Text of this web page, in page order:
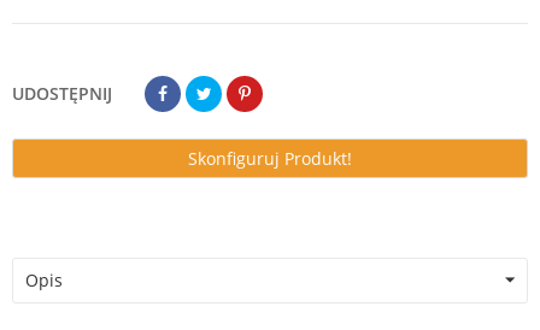
UDOSTĘPNIJ
Skonfiguruj Produkt!
Opis